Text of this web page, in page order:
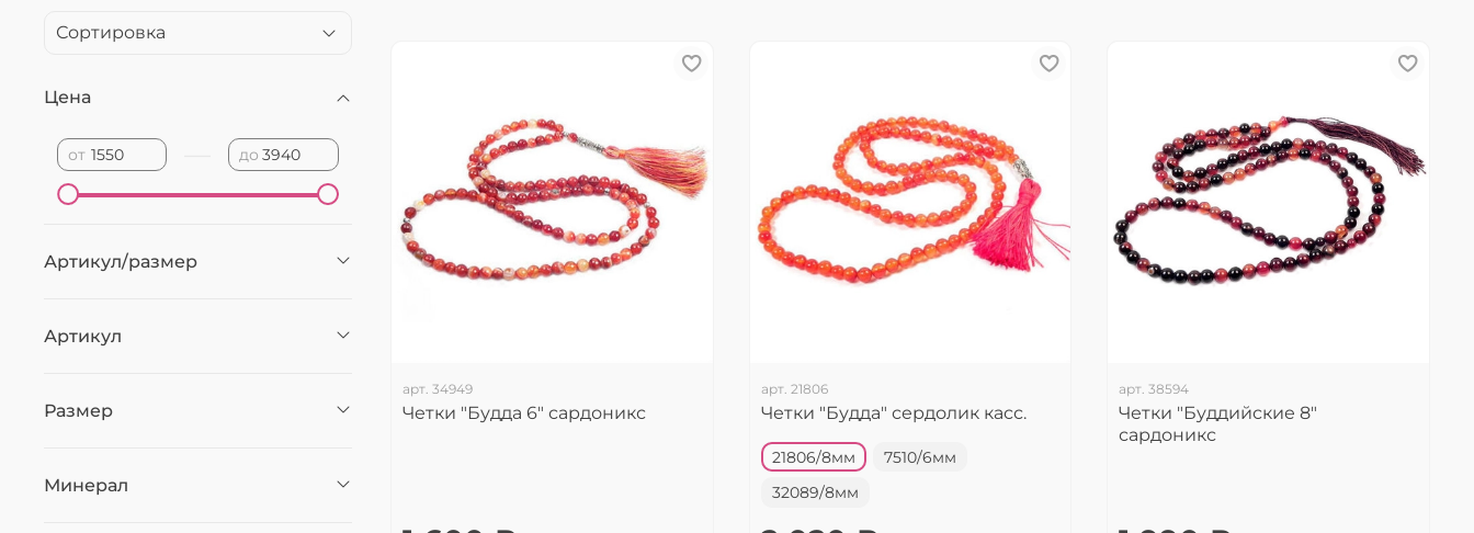
арт. 34949
Четки "Будда 6" сардоникс
арт. 21806
Четки "Будда" сердолик касс.
21806/8мм
7510/6мм
32089/8мм
арт.38594
Четки "Буддийские 8"
сардоникс
Цена
от до
Артикул/размер
Артикул
Размер
Минерал